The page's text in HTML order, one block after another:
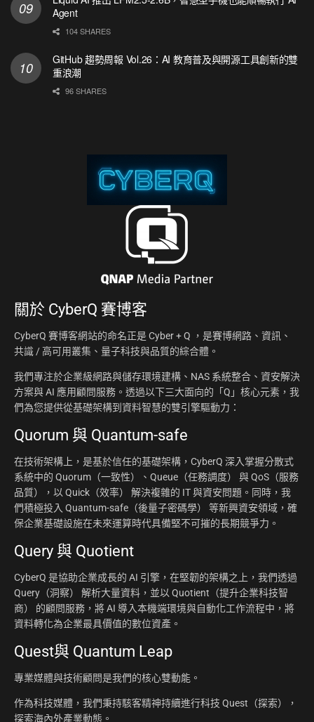
Agent
104 SHARES
GitHub 趨勢周報 Vol.26：AI 教育普及與開源工具創新的雙
重浪潮
96 SHARES
關於 CyberQ 賽博客
CyberQ 賽博客網站的命名正是 Cyber + Q ，是賽博網路、資訊、
共識 / 高可用叢集、量子科技與品質的綜合體。
我們專注於企業級網路與儲存環境建構、NAS 系統整合、資安解決
方案與 AI 應用顧問服務。透過以下三大面向的「Q」核心元素，我
們為您提供從基礎架構到資料智慧的雙引擎驅動力：
Quorum 與 Quantum-safe
在技術架構上，是基於信任的基礎架構，CyberQ 深入掌握分散式
系統中的 Quorum（一致性）、Queue（任務調度） 與 QoS（服務
品質），以 Quick（效率） 解決複雜的 IT 與資安問題。同時，我
們積極投入 Quantum-safe（後量子密碼學） 等新興資安領域，確
保企業基礎設施在未來運算時代具備堅不可摧的長期競爭力。
Query 與 Quotient
CyberQ 是協助企業成長的 AI 引擎，在堅韌的架構之上，我們透過
Query（洞察） 解析大量資料，並以 Quotient（提升企業科技智
商） 的顧問服務，將 AI 導入本機端環境與自動化工作流程中，將
資料轉化為企業最具價值的數位資產。
Quest與 Quantum Leap
專業媒體與技術顧問是我們的核心雙動能。
作為科技媒體，我們秉持駭客精神持續進行科技 Quest（探索），
探索海內外產業動態。